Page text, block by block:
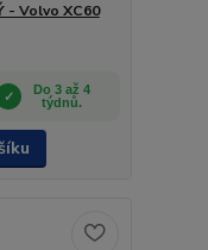
- Volvo XC60
Do 3 až 4
týdnů.